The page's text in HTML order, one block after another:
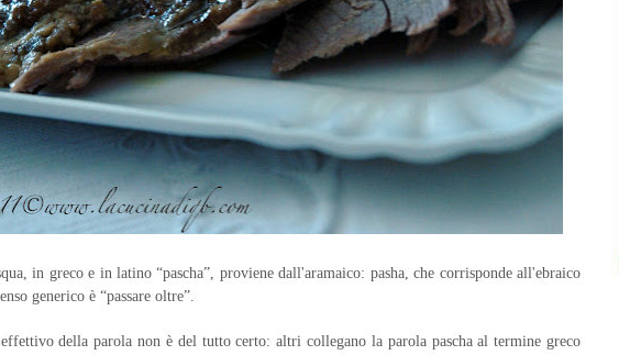
in greco e in latino “pascha”, proviene dall'aramaico: pasha, che corrisponde all'ebraico
generico è “passare oltre”.
della parola non è del tutto certo: altri collegano la parola pascha al termine greco